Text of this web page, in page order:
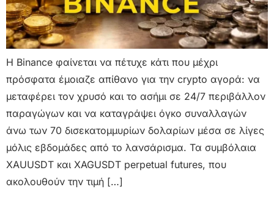
Η Binance φαίνεται να πέτυχε κάτι που μέχρι
πρόσφατα έμοιαζε απίθανο για την crypto αγορά: να
μεταφέρει τον χρυσό και το ασήμι σε 24/7 περιβάλλον
παραγώγων και να καταγράψει όγκο συναλλαγών
άνω των 70 δισεκατομμυρίων δολαρίων μέσα σε λίγες
μόλις εβδομάδες από το λανσάρισμα. Τα συμβόλαια
XAUUSDT και XAGUSDT perpetual futures, που
ακολουθούν την τιμή […]